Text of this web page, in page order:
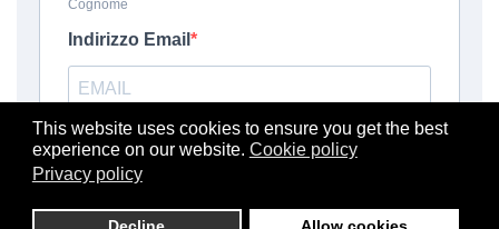
This website uses cookies to ensure you get the best
experience on our website. Cookie policy
Privacy policy